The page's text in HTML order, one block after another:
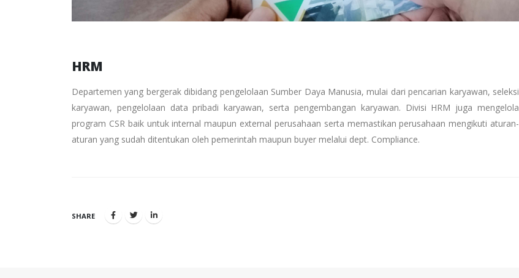
HRM
Departemen yang bergerak dibidang pengelolaan Sumber Daya Manusia, mulai dari pencarian karyawan, seleksi
karyawan, pengelolaan data pribadi karyawan, serta pengembangan karyawan. Divisi HRM juga mengelola
program CSR baik untuk internal maupun external perusahaan serta memastikan perusahaan mengikuti aturan-
aturan yang sudah ditentukan oleh pemerintah maupun buyer melalui dept. Compliance.
SHARE